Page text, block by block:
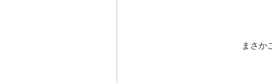
まさか